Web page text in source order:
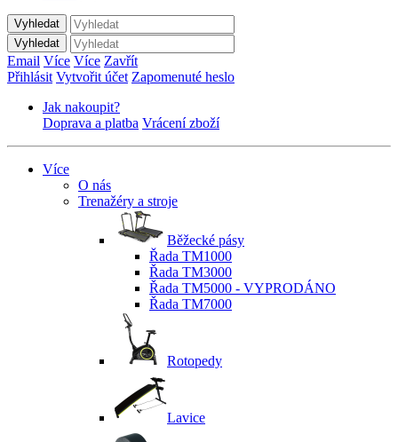
Vyhledat
Vyhledat
Email Více Více Zavřít
Přihlásit Vytvořit účet Zapomenuté heslo
Jak nakoupit?
Doprava a platba Vrácení zboží
Více
O nás
Trenažéry a stroje
Běžecké pásy
Řada TM1000
Řada TM3000
Řada TM5000 - VYPRODÁNO
Řada TM7000
Rotopedy
Lavice